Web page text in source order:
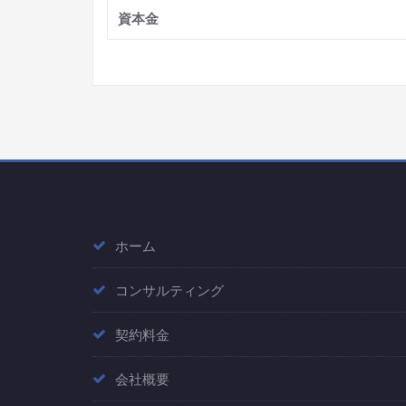
資本金
ホーム
コンサルティング
契約料金
会社概要